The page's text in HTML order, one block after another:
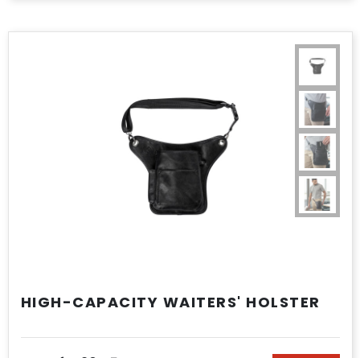
HIGH-CAPACITY WAITERS' HOLSTER